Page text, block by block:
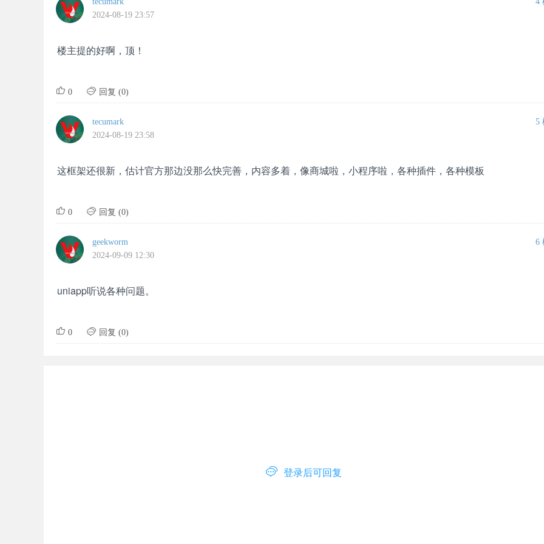
2024-08-19 23:57
楼主提的好啊，顶！
 0  回复 (0)
tecumark
5
2024-08-19 23:58
这框架还很新，估计官方那边没那么快完善，内容多着，像商城啦，小程序啦，各种插件，各种模板
 0  回复 (0)
geekworm
6
2024-09-09 12:30
uniapp听说各种问题。
 0  回复 (0)
 登录后可回复